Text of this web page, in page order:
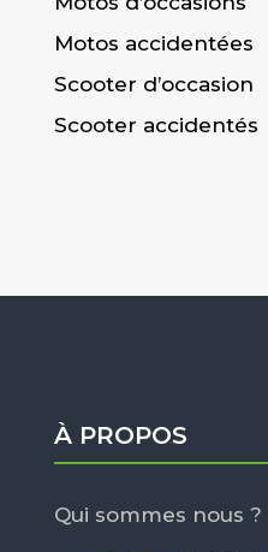
Motos accidentées
Scooter d’occasion
Scooter accidentés
À PROPOS
Qui sommes nous ?